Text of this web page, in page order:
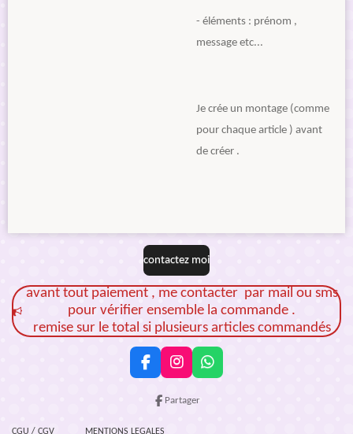
- éléments : prénom ,
message etc...
Je crée un montage (comme
pour chaque article ) avant
de créer .
contactez moi
avant tout paiement , me contacter par mail ou sms
pour vérifier ensemble la commande .
remise sur le total si plusieurs articles commandés
F
a
I
n
s
W
h
Partager
CGU / CGV MENTIONS LEGALES